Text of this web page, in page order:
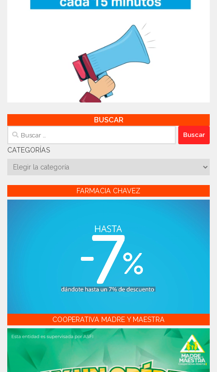
BUSCAR
Buscar:
CATEGORÍAS
Categorías
FARMACIA CHAVEZ
COOPERATIVA MADRE Y MAESTRA